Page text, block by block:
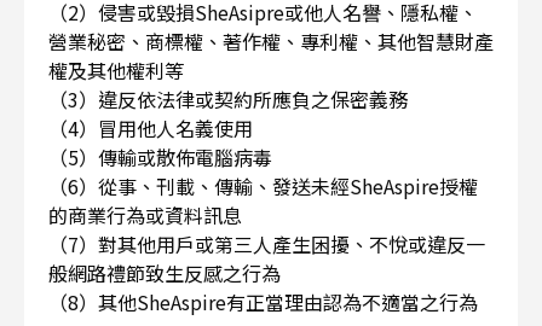
（2）侵害或毀損SheAsipre或他人名譽、隱私權、
營業秘密、商標權、著作權、專利權、其他智慧財產
權及其他權利等
（3）違反依法律或契約所應負之保密義務
（4）冒用他人名義使用
（5）傳輸或散佈電腦病毒
（6）從事、刊載、傳輸、發送未經SheAspire授權
的商業行為或資料訊息
（7）對其他用戶或第三人產生困擾、不悅或違反一
般網路禮節致生反感之行為
（8）其他SheAspire有正當理由認為不適當之行為